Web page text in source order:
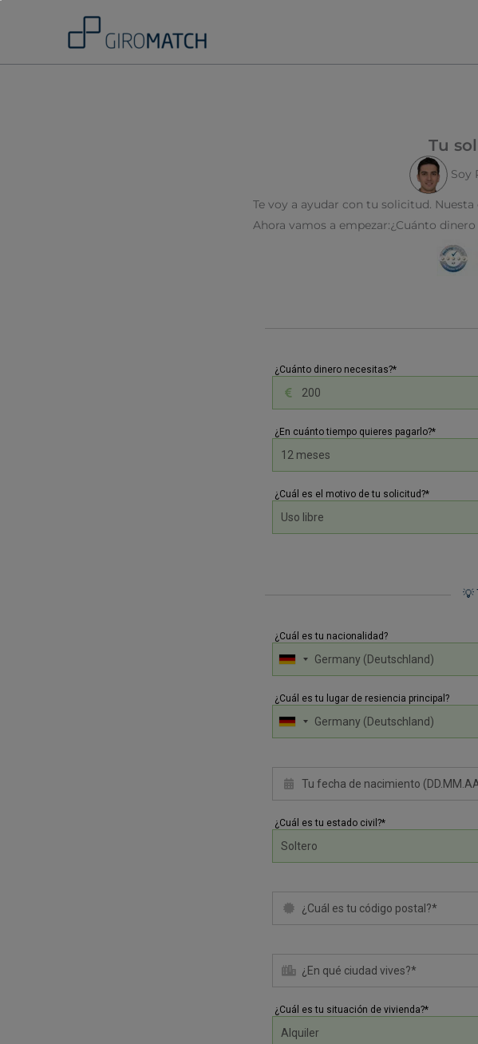
Tu
Soy
Te voy a ayudar con tu solicitud.
Ahora vamos a empezar:¿Cuánto
¿Cuánto dinero necesitas?*
¿En cuánto tiempo quieres pagarlo?*
¿Cuál es el motivo de tu solicitud?*
💡
¿Cuál es tu nacionalidad?
¿Cuál es tu lugar de resiencia principal?
¿Cuál es tu estado civil?*
¿Cuál es tu situación de vivienda?*